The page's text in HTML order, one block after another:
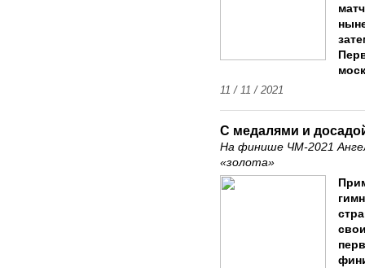
11 / 11 / 2021
С медалями и
На финише ЧМ-2021
«золота»